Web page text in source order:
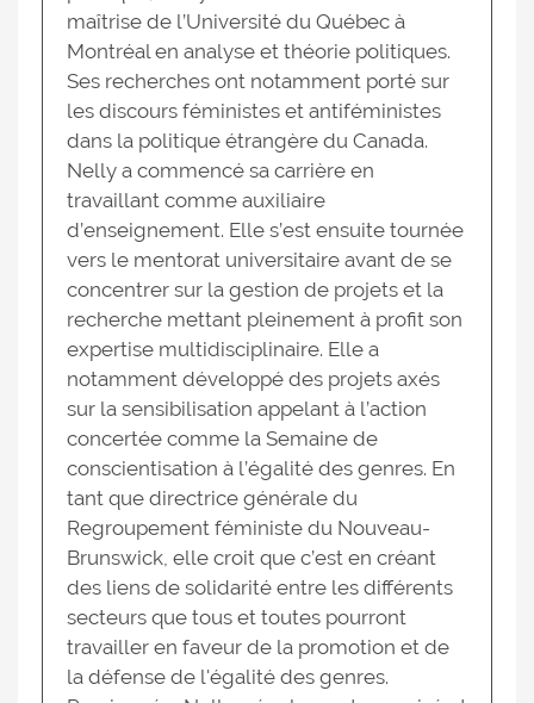
maîtrise de l’Université du Québec à
Montréal en analyse et théorie politiques.
Ses recherches ont notamment porté sur
les discours féministes et antiféministes
dans la politique étrangère du Canada.
Nelly a commencé sa carrière en
travaillant comme auxiliaire
d’enseignement. Elle s’est ensuite tournée
vers le mentorat universitaire avant de se
concentrer sur la gestion de projets et la
recherche mettant pleinement à profit son
expertise multidisciplinaire. Elle a
notamment développé des projets axés
sur la sensibilisation appelant à l’action
concertée comme la Semaine de
conscientisation à l’égalité des genres. En
tant que directrice générale du
Regroupement féministe du Nouveau-
Brunswick, elle croit que c’est en créant
des liens de solidarité entre les différents
secteurs que tous et toutes pourront
travailler en faveur de la promotion et de
la défense de l'égalité des genres.